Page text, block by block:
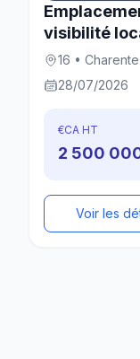
visibilité
16 • Charente
28/07/2026
€CA HT
2 500
Voir les